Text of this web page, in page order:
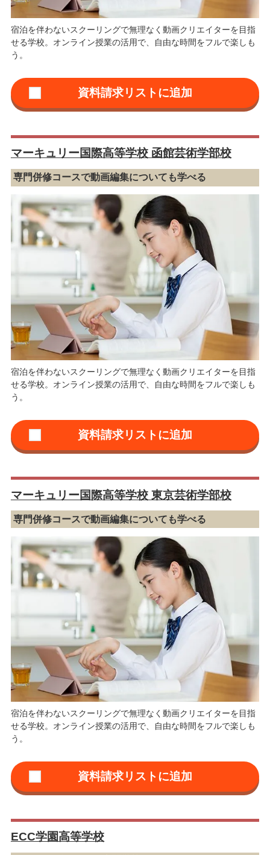
宿泊を伴わないスクーリングで無理なく動画クリエイターを目指
せる学校。オンライン授業の活用で、自由な時間をフルで楽しも
う。
マーキュリー国際高等学校 函館芸術学部校
専門併修コースで動画編集についても学べる
宿泊を伴わないスクーリングで無理なく動画クリエイターを目指
せる学校。オンライン授業の活用で、自由な時間をフルで楽しも
う。
マーキュリー国際高等学校 東京芸術学部校
専門併修コースで動画編集についても学べる
宿泊を伴わないスクーリングで無理なく動画クリエイターを目指
せる学校。オンライン授業の活用で、自由な時間をフルで楽しも
う。
ECC学園高等学校